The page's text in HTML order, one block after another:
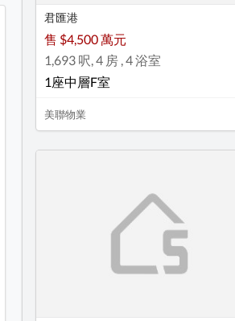
君匯港
售 $4,500 萬元
1,693 呎, 4 房 , 4 浴室
1座中層F室
美聯物業